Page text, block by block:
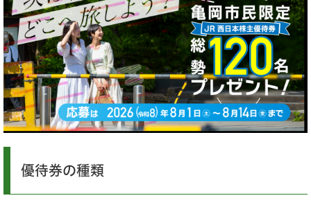
優待券の種類​